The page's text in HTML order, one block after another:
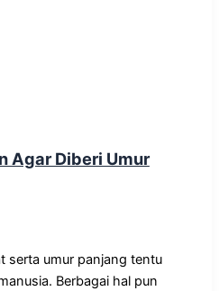
Agar Diberi Umur
serta umur panjang tentu
Berbagai hal pun